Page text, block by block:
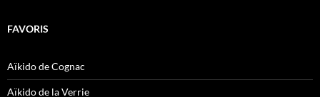
FAVORIS
Aïkido de Cognac
Aïkido de la Verrie